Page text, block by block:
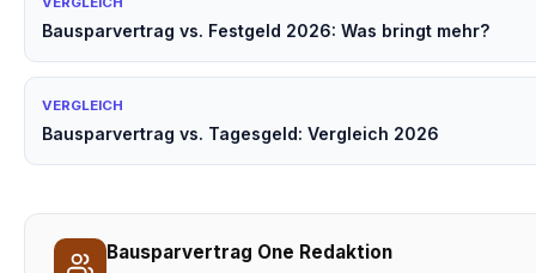
Bausparvertrag vs. Festgeld 2026: Was bringt mehr?
VERGLEICH
Bausparvertrag vs. Tagesgeld: Vergleich 2026
Bausparvertrag One Redaktion